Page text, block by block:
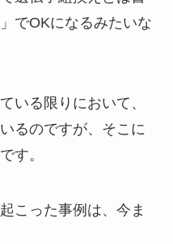
でOKになるみたいな
いる限りにおいて、
るのですが、そこに
す。
こった事例は、今ま